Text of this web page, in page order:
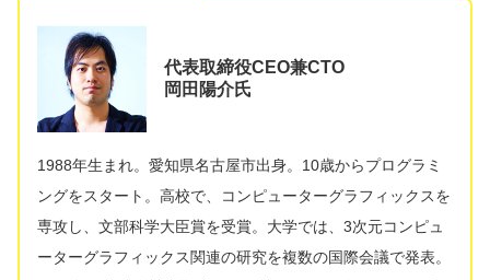
代表取締役CEO兼CTO
岡田陽介氏
1988年生まれ。愛知県名古屋市出身。10歳からプログラミ
ングをスタート。高校で、コンピューターグラフィックスを
専攻し、文部科学大臣賞を受賞。大学では、3次元コンピュ
ーターグラフィックス関連の研究を複数の国際会議で発表。